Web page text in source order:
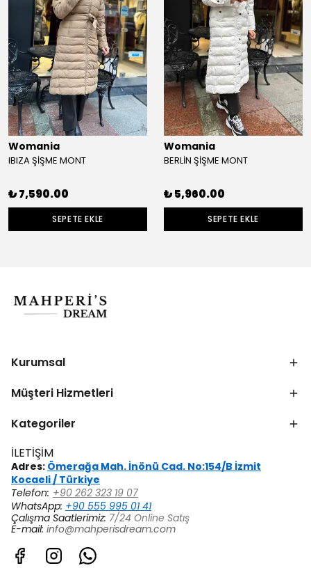
Womania
IBIZA ŞİŞME MONT
₺ 7,590.00
SEPETE EKLE
Womania
BERLİN ŞİŞME MONT
₺ 5,960.00
SEPETE EKLE
Kurumsal
Müşteri Hizmetleri
Kategoriler
İLETİŞİM
Adres: Ömerağa Mah. İnönü Cad. No:154/B İzmit
Kocaeli / Türkiye
Telefon: +90 262 323 19 07
WhatsApp: +90 555 995 01 41
Çalışma Saatlerimiz: 7/24 Online Satış
E-mail: info@mahperisdream.com